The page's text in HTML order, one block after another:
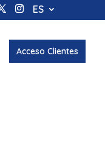
ES
Acceso Clientes